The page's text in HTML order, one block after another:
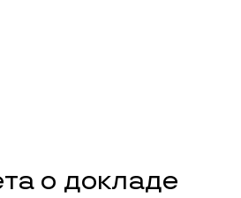
о докладе